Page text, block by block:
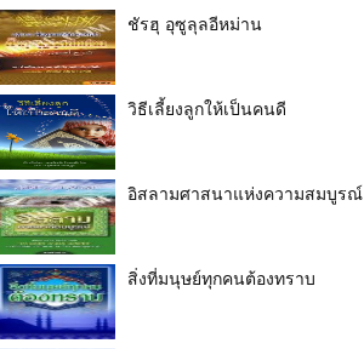
ชัรฮุ อุซูลุลอีหม่าน
วิธีเลี้ยงลูกให้เป็นคนดี
อิสลามศาสนาแห่งความสมบูรณ์
สิ่งที่มนุษย์ทุกคนต้องทราบ